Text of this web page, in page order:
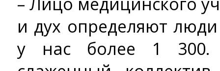
и дух определяют
у нас более 1 300.